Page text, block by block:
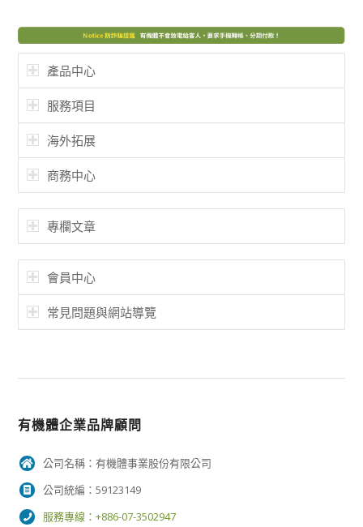
產品中心
服務項目
海外拓展
商務中心
專欄文章
會員中心
常見問題與網站導覽
有機體企業品牌顧問
公司名稱：有機體事業股份有限公司
公司統編：59123149
服務專線：+886-07-3502947